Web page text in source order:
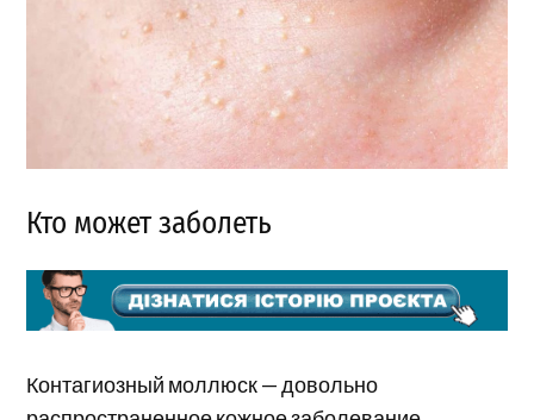
Кто может заболеть
Контагиозный моллюск — довольно